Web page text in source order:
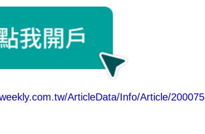
ArticleData/Info/Article/200075